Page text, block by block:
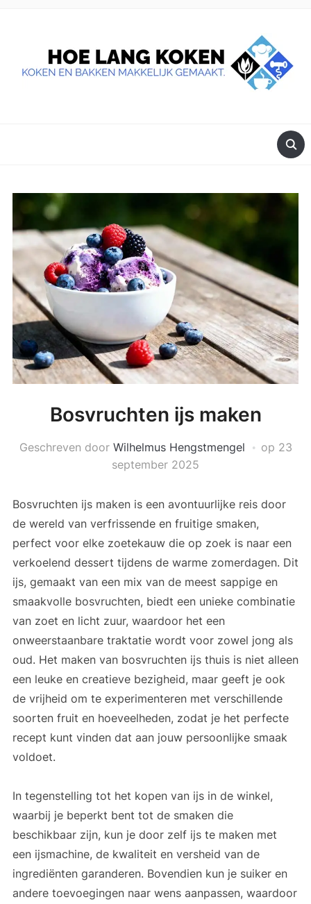
Bosvruchten ijs maken
Geschreven door Wilhelmus Hengstmengel op 23
september 2025
Bosvruchten ijs maken is een avontuurlijke reis door
de wereld van verfrissende en fruitige smaken,
perfect voor elke zoetekauw die op zoek is naar een
verkoelend dessert tijdens de warme zomerdagen. Dit
ijs, gemaakt van een mix van de meest sappige en
smaakvolle bosvruchten, biedt een unieke combinatie
van zoet en licht zuur, waardoor het een
onweerstaanbare traktatie wordt voor zowel jong als
oud. Het maken van bosvruchten ijs thuis is niet alleen
een leuke en creatieve bezigheid, maar geeft je ook
de vrijheid om te experimenteren met verschillende
soorten fruit en hoeveelheden, zodat je het perfecte
recept kunt vinden dat aan jouw persoonlijke smaak
voldoet.
In tegenstelling tot het kopen van ijs in de winkel,
waarbij je beperkt bent tot de smaken die
beschikbaar zijn, kun je door zelf ijs te maken met
een ijsmachine, de kwaliteit en versheid van de
ingrediënten garanderen. Bovendien kun je suiker en
andere toevoegingen naar wens aanpassen, waardoor